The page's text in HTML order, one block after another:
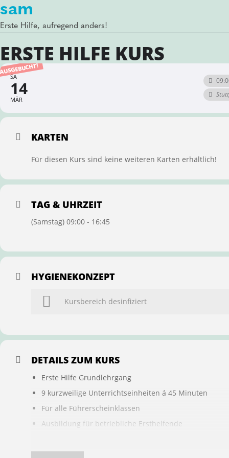
sam
Erste Hilfe, aufregend anders!
ERSTE HILFE KURS
SA
14
MÄR
KARTEN
Für diesen Kurs sind keine weiteren Karten erhältlich!
TAG & UHRZEIT
(Samstag) 09:00 - 16:45
HYGIENEKONZEPT
Kursbereich desinfiziert
DETAILS ZUM KURS
Erste Hilfe Grundlehrgang
9 kurzweilige Unterrichtseinheiten á 45 Minuten
Für alle Führerscheinklassen
Ausbildung für betriebliche Ersthelfende